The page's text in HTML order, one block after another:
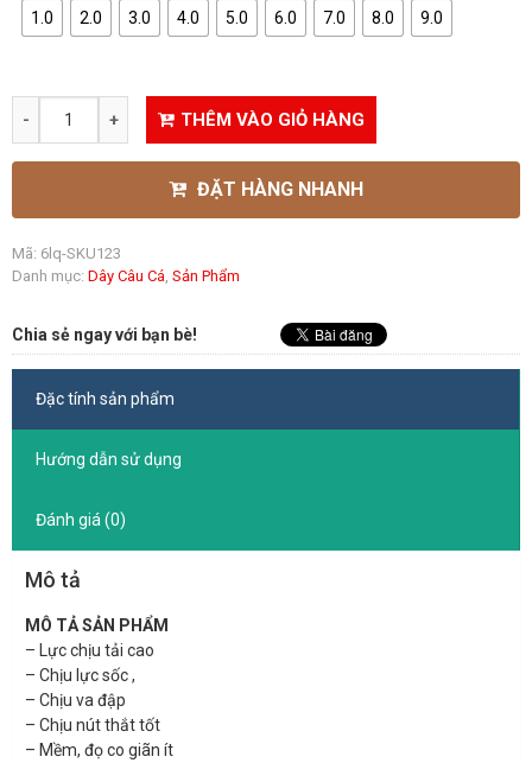
1.0 2.0 3.0 4.0 5.0 6.0 7.0 8.0 9.0
THÊM VÀO GIỎ HÀNG
ĐẶT HÀNG NHANH
Mã: 6lq-SKU123
Danh mục: Dây Câu Cá, Sản Phẩm
Chia sẻ ngay với bạn bè!
Đặc tính sản phẩm
Hướng dẫn sử dụng
Đánh giá (0)
Mô tả
MÔ TẢ SẢN PHẨM
– Lực chịu tải cao
– Chịu lực sốc ,
– Chịu va đập
– Chịu nút thắt tốt
– Mềm, đọ co giãn ít